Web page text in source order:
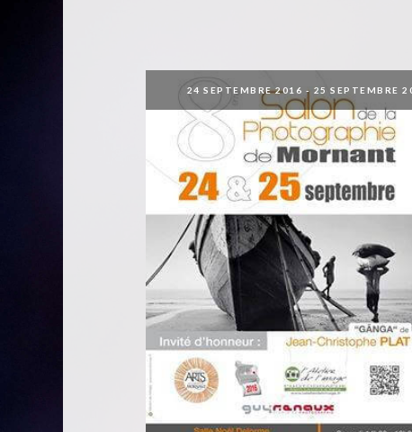
24 SEPTEMBRE 2016 - 25 SEPTEMBRE